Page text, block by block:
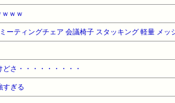
ｗｗ
さ・・・・・・・・・
すぎる